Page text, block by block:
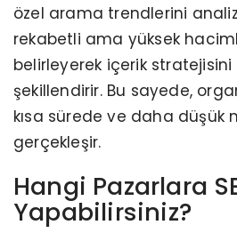
özel arama trendlerini
rekabetli ama yüksek
belirleyerek içerik
şekillendirir. Bu sayede,
kısa sürede ve daha düşük
gerçekleşir.
Hangi Pazarlara
Yapabilirsiniz?